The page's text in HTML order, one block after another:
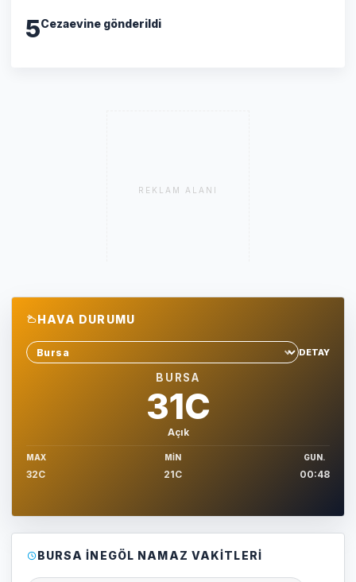
5Cezaevine gönderildi
REKLAM ALANI
HAVA DURUMU
Sehir sec
DETAY
BURSA
31C
Açık
MAX
32C
MIN
21C
GUN.
00:48
BURSA İNEGÖL NAMAZ VAKITLERI